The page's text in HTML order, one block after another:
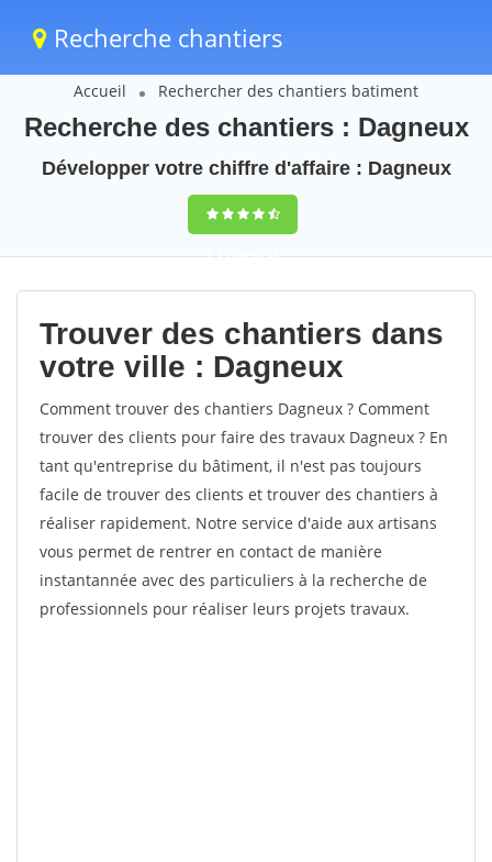
Recherche chantiers
Accueil Rechercher des chantiers batiment
Recherche des chantiers : Dagneux
Développer votre chiffre d'affaire : Dagneux
9,5(100%)38
votes
Trouver des chantiers dans
votre ville : Dagneux
Comment trouver des chantiers Dagneux ? Comment
trouver des clients pour faire des travaux Dagneux ? En
tant qu'entreprise du bâtiment, il n'est pas toujours
facile de trouver des clients et trouver des chantiers à
réaliser rapidement. Notre service d'aide aux artisans
vous permet de rentrer en contact de manière
instantannée avec des particuliers à la recherche de
professionnels pour réaliser leurs projets travaux.